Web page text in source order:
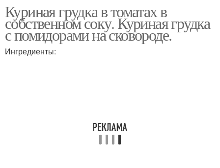
Грудки с сыром Грудка на сковороде
Куриная грудка в томатах в
собственном соку. Куриная грудка
с помидорами на сковороде.
Ингредиенты: